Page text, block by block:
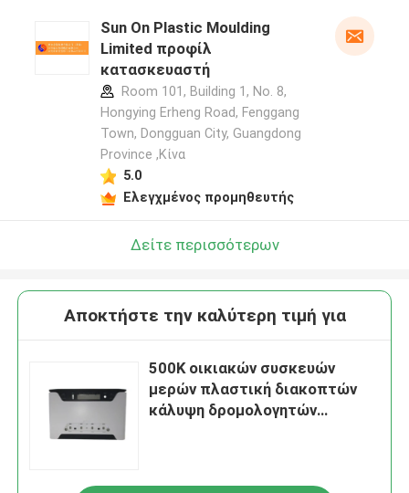
Sun On Plastic Moulding
Limited προφίλ
κατασκευαστή
Room 101, Building 1, No. 8,
Hongying Erheng Road, Fenggang
Town, Dongguan City, Guangdong
Province ,Κίνα
5.0
Ελεγχμένος προμηθευτής
Δείτε περισσότερων
Αποκτήστε την καλύτερη τιμή για
500K οικιακών συσκευών
μερών πλαστική διακοπτών
κάλυψη δρομολογητών